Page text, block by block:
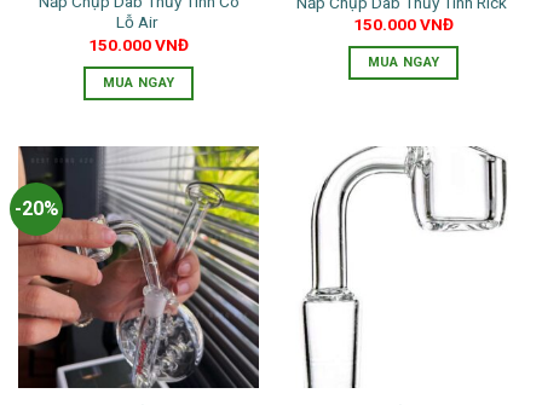
được
chọn
trên
trang
sản
được
chọn
trên
trang
Lỗ Air
150.000VNĐ
MUA NGAY
này
có
nhiều
biến
thể.
Các
tùy
chọn
có
thể
150.000VNĐ
MUA NGAY
-20%